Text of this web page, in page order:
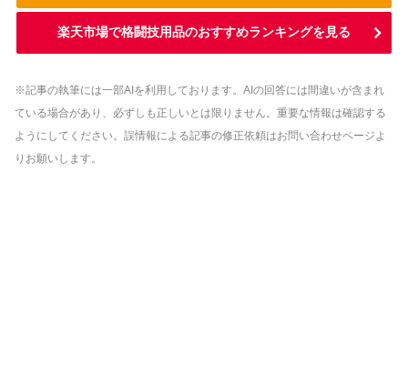
楽天市場で格闘技用品のおすすめランキングを見る
※記事の執筆には一部AIを利用しております。AIの回答には間違いが含まれ
ている場合があり、必ずしも正しいとは限りません。重要な情報は確認する
ようにしてください。誤情報による記事の修正依頼はお問い合わせページよ
りお願いします。